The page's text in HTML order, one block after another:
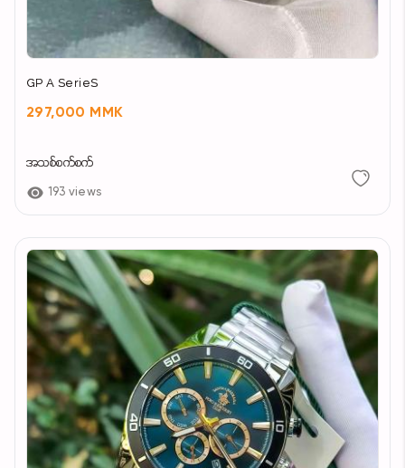
GP A SerieS
297,000 MMK
အသစ်စက်စက်
193 views